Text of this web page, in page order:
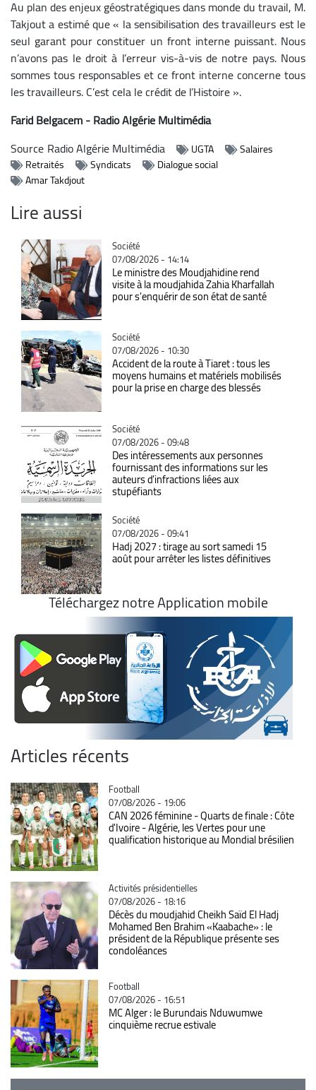
Au plan des enjeux géostratégiques dans monde du travail, M.
Takjout a estimé que « la sensibilisation des travailleurs est le
seul garant pour constituer un front interne puissant. Nous
n’avons pas le droit à l’erreur vis-à-vis de notre pays. Nous
sommes tous responsables et ce front interne concerne tous
les travailleurs. C’est cela le crédit de l’Histoire ».
Farid Belgacem - Radio Algérie Multimédia
Source Radio Algérie Multimédia UGTA
Salaires
Retraités
Syndicats
Dialogue social
Amar Takdjout
Lire aussi
Catégorie
Société
07/08/2026 - 14:14
Le ministre des Moudjahidine rend
visite à la moudjahida Zahia Kharfallah
pour s'enquérir de son état de santé
Catégorie
Société
07/08/2026 - 10:30
Accident de la route à Tiaret : tous les
moyens humains et matériels mobilisés
pour la prise en charge des blessés
Catégorie
Société
07/08/2026 - 09:48
Des intéressements aux personnes
fournissant des informations sur les
auteurs d’infractions liées aux
stupéfiants
Catégorie
Société
07/08/2026 - 09:41
Hadj 2027 : tirage au sort samedi 15
août pour arrêter les listes définitives
Téléchargez notre Application mobile
Articles récents
Catégorie
Football
07/08/2026 - 19:06
CAN 2026 féminine - Quarts de finale : Côte
d'Ivoire - Algérie, les Vertes pour une
qualification historique au Mondial brésilien
Catégorie
Activités présidentielles
07/08/2026 - 18:16
Décès du moudjahid Cheikh Saïd El Hadj
Mohamed Ben Brahim «Kaabache» : le
président de la République présente ses
condoléances
Catégorie
Football
07/08/2026 - 16:51
MC Alger : le Burundais Nduwumwe
cinquième recrue estivale